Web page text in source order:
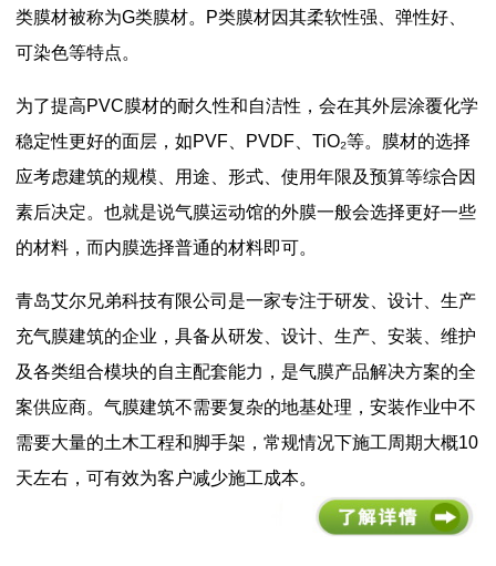
类膜材被称为G类膜材。P类膜材因其柔软性强、弹性好、
可染色等特点。
为了提高PVC膜材的耐久性和自洁性，会在其外层涂覆化学
稳定性更好的面层，如PVF、PVDF、TiO₂等。膜材的选择
应考虑建筑的规模、用途、形式、使用年限及预算等综合因
素后决定。也就是说气膜运动馆的外膜一般会选择更好一些
的材料，而内膜选择普通的材料即可。
青岛艾尔兄弟科技有限公司是一家专注于研发、设计、生产
充气膜建筑的企业，具备从研发、设计、生产、安装、维护
及各类组合模块的自主配套能力，是气膜产品解决方案的全
案供应商。气膜建筑不需要复杂的地基处理，安装作业中不
需要大量的土木工程和脚手架，常规情况下施工周期大概10
天左右，可有效为客户减少施工成本。